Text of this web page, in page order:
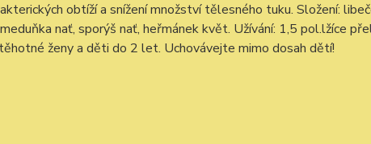
obtíží a snížení množství tělesného tuku. Složení:
nať, sporýš nať, heřmánek květ. Užívání: 1,5 pol.lžíce
ženy a děti do 2 let. Uchovávejte mimo dosah dětí!